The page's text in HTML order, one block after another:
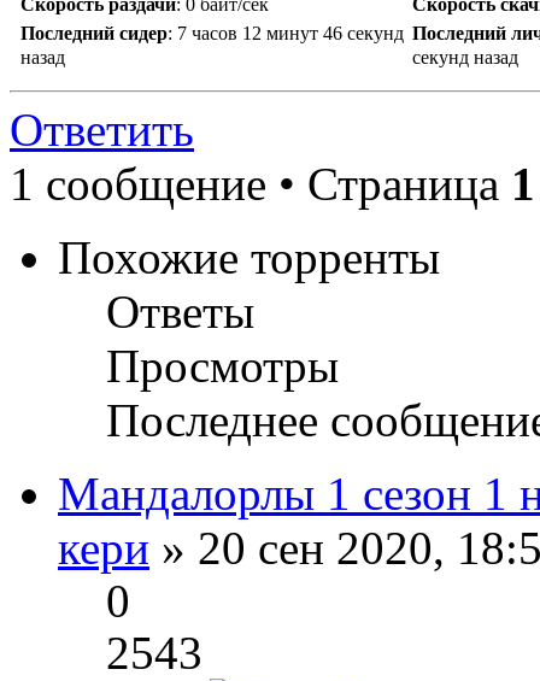
Скорость раздачи: 0 байт/сек
Скорость
Последний сидер: 7 часов 12 минут 46 секунд
назад
Последний
секунд назад
Ответить
1 сообщение • Страница 1
Похожие торренты
Ответы
Просмотры
Последнее
Мандалорлы 1 сезон 1
кери » 20 сен 2020,
0
2543